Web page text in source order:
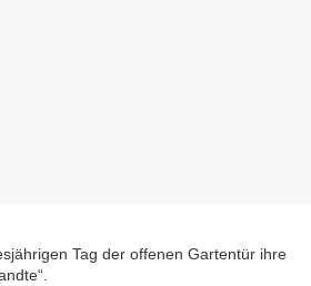
Tag der offenen Gartentür ihre